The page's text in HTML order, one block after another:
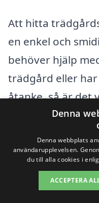
Att hitta
en enkel och
behöver hjälp
trädgård eller
åtanke, så är det
olika alternativ.
tjänster som
wnbhn.se får du
engagerade
trädgårdshjälp i
Denna
Denna webbplats
användarupplevelsen.
du till alla cookies i
ACCEPTERA